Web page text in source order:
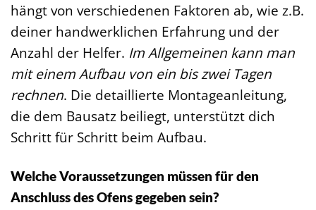
hängt von verschiedenen Faktoren ab, wie z.B.
deiner handwerklichen Erfahrung und der
Anzahl der Helfer. Im Allgemeinen kann man
mit einem Aufbau von ein bis zwei Tagen
rechnen. Die detaillierte Montageanleitung,
die dem Bausatz beiliegt, unterstützt dich
Schritt für Schritt beim Aufbau.
Welche Voraussetzungen müssen für den
Anschluss des Ofens gegeben sein?